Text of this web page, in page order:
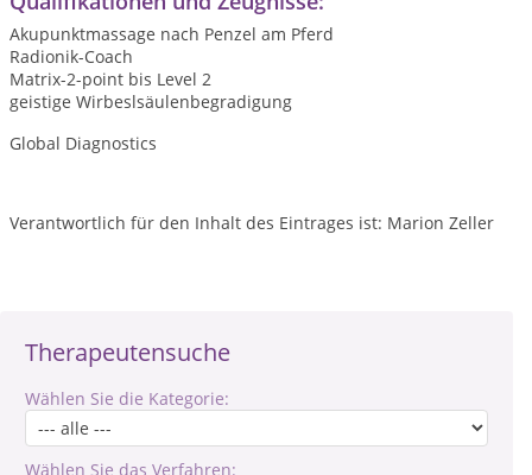
Therapeutensuche
Wählen Sie die Kategorie:
Wählen Sie das Verfahren:
Akupunktmassage nach Penzel am Pferd
Radionik-Coach
Matrix-2-point bis Level 2
geistige Wirbeslsäulenbegradigung
Global Diagnostics
Verantwortlich für den Inhalt des Eintrages ist: Marion Zeller